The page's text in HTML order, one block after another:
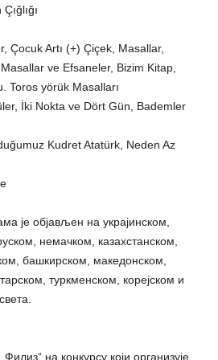
Çocuk Artı (+) Çiçek, Masallar,
ve Efsaneler, Bizim Kitap,
Toros yörük Masalları
İki Nokta ve Dört Gün, Bademler
Kudret Atatürk, Neden Az
је објављен на украјинском,
немачком, казахстанском,
башкирском, македонском,
туркменском, корејском и
на конкурсу који организује